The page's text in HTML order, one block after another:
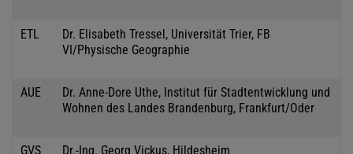
ETL
Dr. Elisabeth Tressel, Universität Trier, FB
VI/Physische Geographie
AUE
Dr. Anne-Dore Uthe, Institut für Stadtentwicklung und
Wohnen des Landes Brandenburg, Frankfurt/Oder
GVS Dr.-Ing. Georg Vickus, Hildesheim